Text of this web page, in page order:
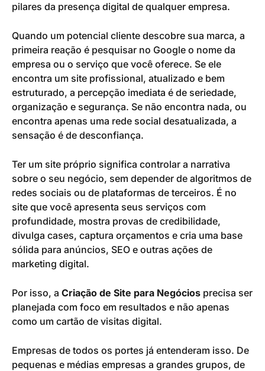
pilares da presença digital de qualquer empresa.
Quando um potencial cliente descobre sua marca, a
primeira reação é pesquisar no Google o nome da
empresa ou o serviço que você oferece. Se ele
encontra um site profissional, atualizado e bem
estruturado, a percepção imediata é de seriedade,
organização e segurança. Se não encontra nada, ou
encontra apenas uma rede social desatualizada, a
sensação é de desconfiança.
Ter um site próprio significa controlar a narrativa
sobre o seu negócio, sem depender de algoritmos de
redes sociais ou de plataformas de terceiros. É no
site que você apresenta seus serviços com
profundidade, mostra provas de credibilidade,
divulga cases, captura orçamentos e cria uma base
sólida para anúncios, SEO e outras ações de
marketing digital.
Por isso, a Criação de Site para Negócios precisa ser
planejada com foco em resultados e não apenas
como um cartão de visitas digital.
Empresas de todos os portes já entenderam isso. De
pequenas e médias empresas a grandes grupos, de